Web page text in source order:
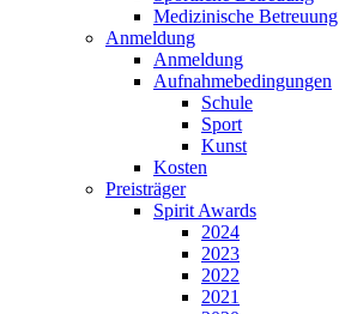
Medizinische Betreuung
Anmeldung
Anmeldung
Aufnahmebedingungen
Schule
Sport
Kunst
Kosten
Preisträger
Spirit Awards
2024
2023
2022
2021